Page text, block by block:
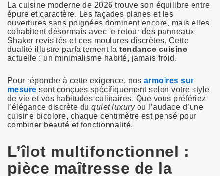
La cuisine moderne de 2026 trouve son équilibre entre
épure et caractère. Les façades planes et les
ouvertures sans poignées dominent encore, mais elles
cohabitent désormais avec le retour des panneaux
Shaker revisités et des moulures discrètes. Cette
dualité illustre parfaitement latendance cuisine
actuelle : un minimalisme habité, jamais froid.
Pour répondre à cette exigence, nos armoires sur
mesure sont conçues spécifiquement selon votre style
de vie et vos habitudes culinaires. Que vous préfériez
l’élégance discrète duquiet luxuryou l’audace d’une
cuisine bicolore, chaque centimètre est pensé pour
combiner beauté et fonctionnalité.
L’îlot multifonctionnel :
pièce maîtresse de la